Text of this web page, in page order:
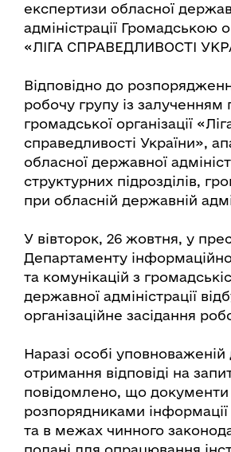
експертизи обласної
адміністрації Громадською
«ЛІГА СПРАВЕДЛИВОСТІ
Відповідно до
робочу групу із залученням
громадської організації
справедливості України»,
обласної державної
структурних підрозділів,
при обласній державній
У вівторок, 26 жовтня, у
Департаменту
та комунікацій з
державної адміністрації
організаційне засідання
Наразі особі уповноваженій
отримання відповіді на
повідомлено, що документи
розпорядниками інформації
та в межах чинного